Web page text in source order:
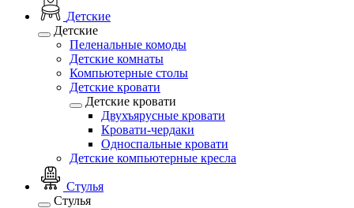
Детские
Детские
Пеленальные комоды
Детские комнаты
Компьютерные столы
Детские кровати
Детские кровати
Двухъярусные кровати
Кровати-чердаки
Односпальные кровати
Детские компьютерные кресла
Стулья
Стулья